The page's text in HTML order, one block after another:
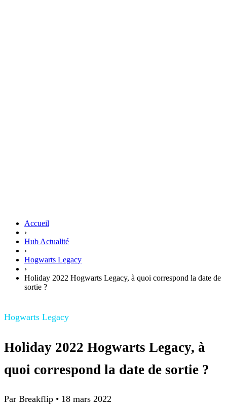
Accueil
›
Hub Actualité
›
Hogwarts Legacy
›
Holiday 2022 Hogwarts Legacy, à quoi correspond la date de
sortie ?
Hogwarts Legacy
Holiday 2022 Hogwarts Legacy, à
quoi correspond la date de sortie ?
Par Breakflip • 18 mars 2022